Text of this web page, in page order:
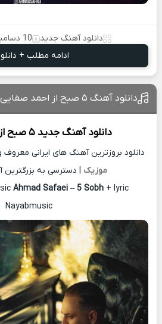
دانلود آهنگ جدید 10 دسامبر 2025
ادامه مطلب +
دانلود آهنگ ۵ صبح از احمد صفایی
دانلود آهنگ جدید
دانلود بروزترین آهنگ های ایرانی
موزیک | دسترسی به بزرگترین
Ahmad Safaei– 5 Sobh+ lyric
Nayabmusic